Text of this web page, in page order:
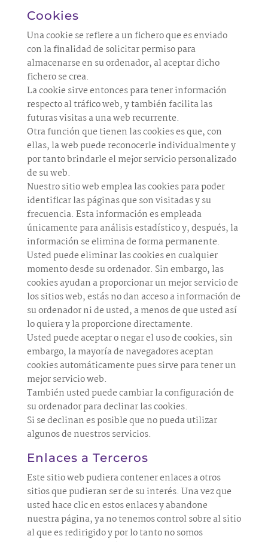
Cookies
Una cookie se refiere a un fichero que es enviado
con la finalidad de solicitar permiso para
almacenarse en su ordenador, al aceptar dicho
fichero se crea.
La cookie sirve entonces para tener información
respecto al tráfico web, y también facilita las
futuras visitas a una web recurrente.
Otra función que tienen las cookies es que, con
ellas, la web puede reconocerle individualmente y
por tanto brindarle el mejor servicio personalizado
de su web.
Nuestro sitio web emplea las cookies para poder
identificar las páginas que son visitadas y su
frecuencia. Esta información es empleada
únicamente para análisis estadístico y, después, la
información se elimina de forma permanente.
Usted puede eliminar las cookies en cualquier
momento desde su ordenador. Sin embargo, las
cookies ayudan a proporcionar un mejor servicio de
los sitios web, estás no dan acceso a información de
su ordenador ni de usted, a menos de que usted así
lo quiera y la proporcione directamente.
Usted puede aceptar o negar el uso de cookies, sin
embargo, la mayoría de navegadores aceptan
cookies automáticamente pues sirve para tener un
mejor servicio web.
También usted puede cambiar la configuración de
su ordenador para declinar las cookies.
Si se declinan es posible que no pueda utilizar
algunos de nuestros servicios.
Enlaces a Terceros
Este sitio web pudiera contener enlaces a otros
sitios que pudieran ser de su interés. Una vez que
usted hace clic en estos enlaces y abandone
nuestra página, ya no tenemos control sobre al sitio
al que es redirigido y por lo tanto no somos